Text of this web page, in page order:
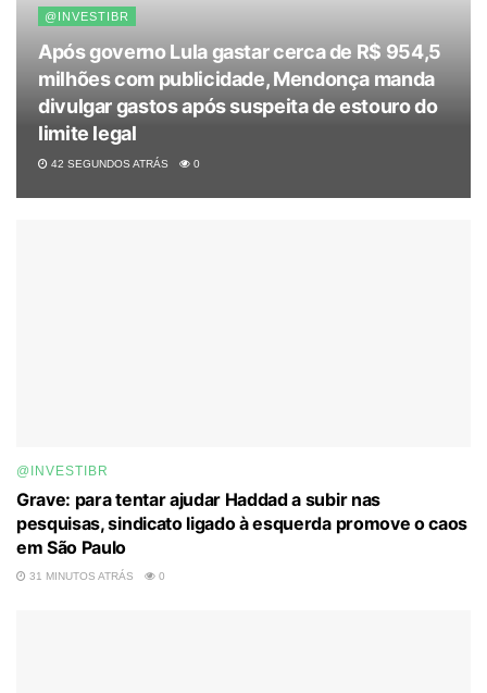
@INVESTIBR
Após governo Lula gastar cerca de R$ 954,5
milhões com publicidade, Mendonça manda
divulgar gastos após suspeita de estouro do
limite legal
42 SEGUNDOS ATRÁS 0
@INVESTIBR
Grave: para tentar ajudar Haddad a subir nas
pesquisas, sindicato ligado à esquerda promove o caos
em São Paulo
31 MINUTOS ATRÁS 0